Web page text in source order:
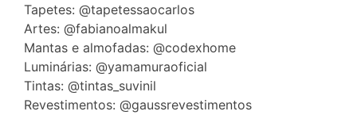
Tapetes: @tapetessaocarlos
Artes: @fabianoalmakul
Mantas e almofadas: @codexhome
Luminárias: @yamamuraoficial
Tintas: @tintas_suvinil
Revestimentos: @gaussrevestimentos